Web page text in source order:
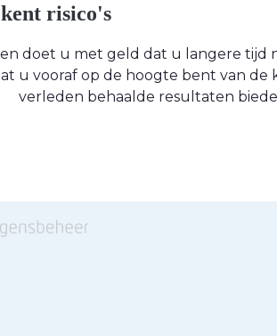
risico's
doet u met geld dat u langere tijd
u vooraf op de hoogte bent van de
verleden behaalde resultaten